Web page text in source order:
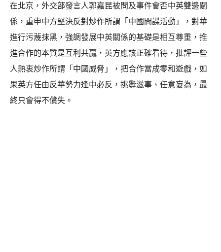
在北京，外交部發言人郭嘉昆被問及事件會否中英雙邊關
係，重申中方堅決反對炒作所謂「中國間諜活動」，對華
進行污蔑抹黑，強調發展中英關係的基礎是相互尊重，推
進合作的本質是互利共贏，英方應該正確看待，批評一些
人熱衷炒作所謂「中國威脅」，把合作當成零和遊戲，如
果英方任由反華勢力逢中必反，挑釁滋事、任意妄為，最
終只會得不償失。